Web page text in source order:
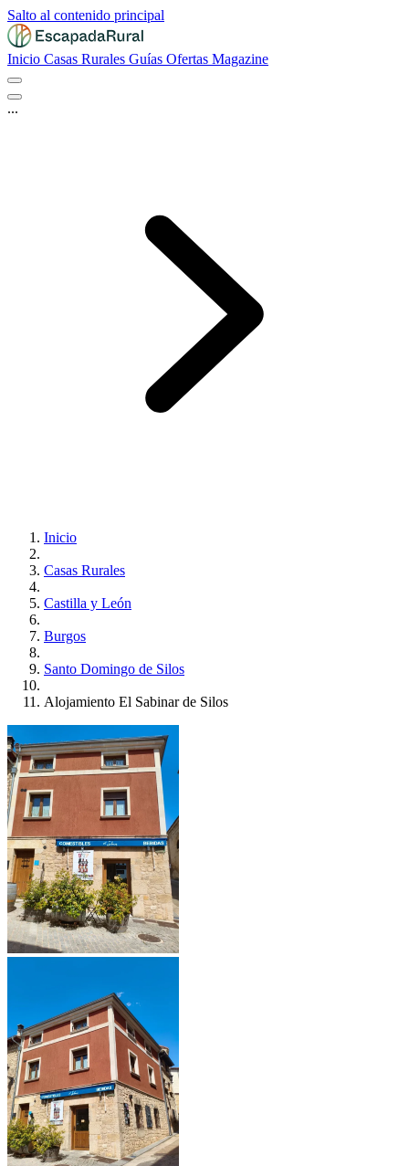
Salto al contenido principal
Inicio Casas Rurales Guías Ofertas Magazine
...
Inicio
Casas Rurales
Castilla y León
Burgos
Santo Domingo de Silos
Alojamiento El Sabinar de Silos